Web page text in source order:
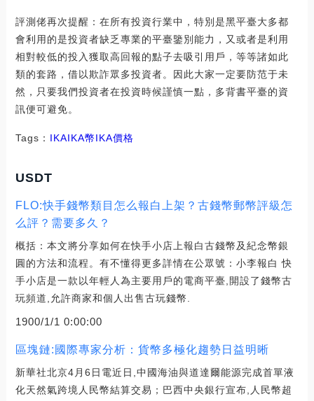
評測佬再次提醒：在所有投資行業中，特別是黑平臺大多都
會利用的是投資者缺乏專業的平臺鑒別能力，又或者是利用
相對較低的投入獲取高回報的點子去吸引用戶，等等諸如此
類的套路，借以欺詐眾多投資者。因此大家一定要防范于未
然，只要我們投資者在投資時候謹慎一點，多背書平臺的資
訊便可避免。
Tags： IKAIKA幣IKA價格
USDT
FLO:快手錢幣類目怎么報白上架？古錢幣郵幣評級怎
么評？需要多久？
概括：本文將分享如何在快手小店上報白古錢幣及紀念幣銀
圓的方法和流程。有不懂得更多詳情在公眾號：小李報白 快
手小店是一款以年輕人為主要用戶的電商平臺,開設了錢幣古
玩頻道,允許商家和個人出售古玩錢幣.
1900/1/1 0:00:00
區塊鏈:國際專家分析：貨幣多極化趨勢日益明晰
新華社北京4月6日電近日,中國海油與道達爾能源完成首單液
化天然氣跨境人民幣結算交易；巴西中央銀行宣布,人民幣超